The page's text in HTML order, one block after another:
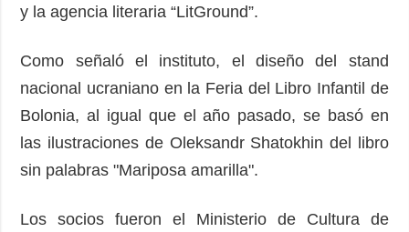
y la agencia literaria “LitGround”.
Como señaló el instituto, el diseño del stand
nacional ucraniano en la Feria del Libro Infantil de
Bolonia, al igual que el año pasado, se basó en
las ilustraciones de Oleksandr Shatokhin del libro
sin palabras "Mariposa amarilla".
Los socios fueron el Ministerio de Cultura de